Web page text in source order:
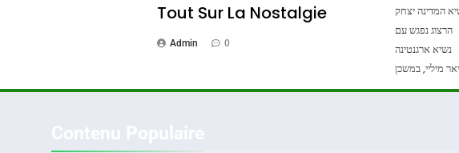
Tout Sur La Nostalgie
Admin 0
המדינה יצחק
הרצוג נפגש עם
נשיא ארגנטינה
מיליי, במשכן
הנשיא בירושלים.
Oeil Ravageur – Vanessa De Loya